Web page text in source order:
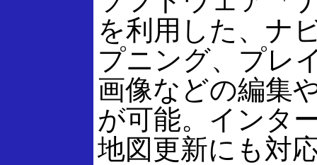
を利用した、ナ
プニング、プレ
画像などの編集
が可能。インタ
地図更新にも対